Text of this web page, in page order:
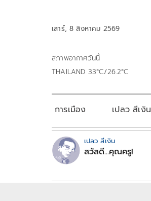
เสาร์, 8 สิงหาคม 2569
สภาพอากาศวันนี้
THAILAND 33°C/26.2°C
การเมือง เปลว สีเงิน
เปลว สีเงิน
สวัสดี...คุณครู!